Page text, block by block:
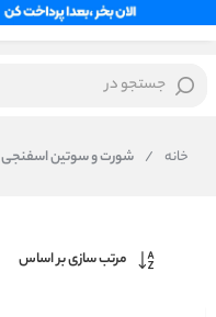
جستجو در
خانه / شورت و سوتین اسفنجی
مرتب سازی بر اساس